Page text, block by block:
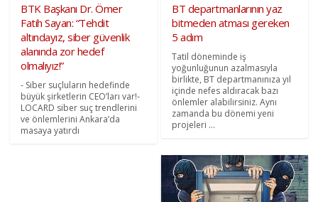
BTK Başkanı Dr. Ömer
Fatih Sayan: “Tehdit
altındayız, siber güvenlik
alanında zor hedef
olmalıyız!”
- Siber suçluların hedefinde
büyük şirketlerin CEO’ları var!-
LOCARD siber suç trendlerini
ve önlemlerini Ankara’da
masaya yatırdı
BT departmanlarının yaz
bitmeden atması gereken
5 adım
Tatil döneminde iş
yoğunluğunun azalmasıyla
birlikte, BT departmanınıza yıl
içinde nefes aldıracak bazı
önlemler alabilirsiniz. Aynı
zamanda bu dönemi yeni
projeleri ...